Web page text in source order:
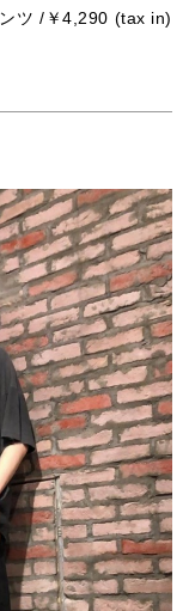
ツ /￥4,290 (tax in)